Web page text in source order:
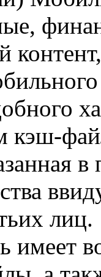
кэш-
в
лиц.
имеет